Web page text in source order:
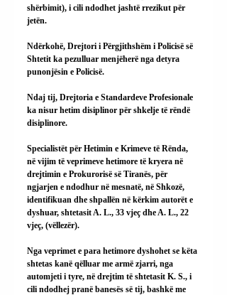
shërbimit), i cili ndodhet jashtë rrezikut për
jetën.
Ndërkohë, Drejtori i Përgjithshëm i Policisë së
Shtetit ka pezulluar menjëherë nga detyra
punonjësin e Policisë.
Ndaj tij, Drejtoria e Standardeve Profesionale
ka nisur hetim disiplinor për shkelje të rëndë
disiplinore.
Specialistët për Hetimin e Krimeve të Rënda,
në vijim të veprimeve hetimore të kryera në
drejtimin e Prokurorisë së Tiranës, për
ngjarjen e ndodhur në mesnatë, në Shkozë,
identifikuan dhe shpallën në kërkim autorët e
dyshuar, shtetasit A. L., 33 vjeç dhe A. L., 22
vjeç, (vëllezër).
Nga veprimet e para hetimore dyshohet se këta
shtetas kanë qëlluar me armë zjarri, nga
automjeti i tyre, në drejtim të shtetasit K. S., i
cili ndodhej pranë banesës së tij, bashkë me